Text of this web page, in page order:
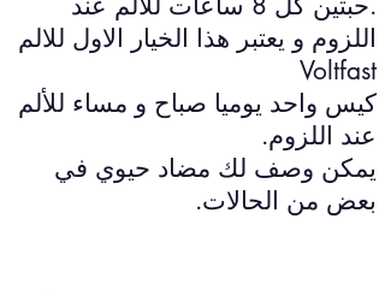
اللزوم و يعتبر هذا الخيار الاول للالم
Voltfast
كيس واحد يوميا صباح و مساء للألم
عند اللزوم.
يمكن وصف لك مضاد حيوي في
بعض من الحالات.